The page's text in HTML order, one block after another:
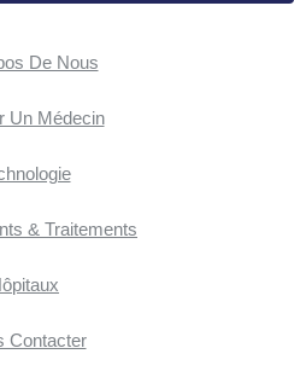
De Nous
Un Médecin
& Traitements
Contacter